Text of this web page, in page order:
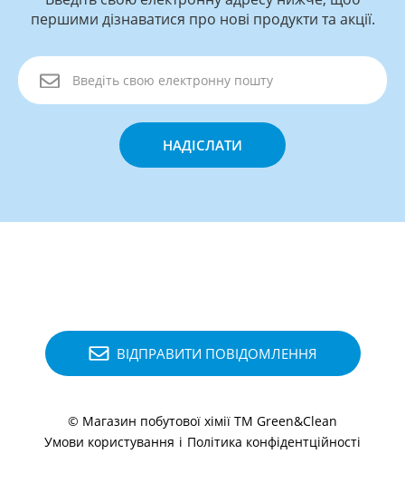
першими дізнаватися про нові продукти та акції.
НАДІСЛАТИ
ВІДПРАВИТИ ПОВІДОМЛЕННЯ
© Магазин побутової хімії ТМ Green&Clean
Умови користування і Політика конфідентційності